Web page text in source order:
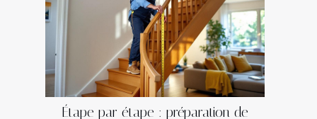
Étape par étape : préparation de